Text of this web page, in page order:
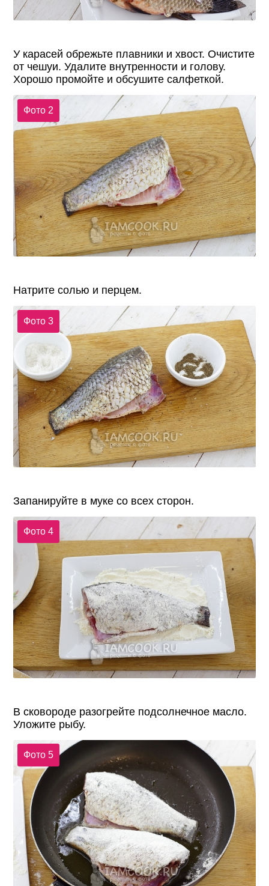
У карасей обрежьте плавники и хвост. Очистите
от чешуи. Удалите внутренности и голову.
Хорошо промойте и обсушите салфеткой.
Фото 2
Натрите солью и перцем.
Фото 3
Запанируйте в муке со всех сторон.
Фото 4
В сковороде разогрейте подсолнечное масло.
Уложите рыбу.
Фото 5